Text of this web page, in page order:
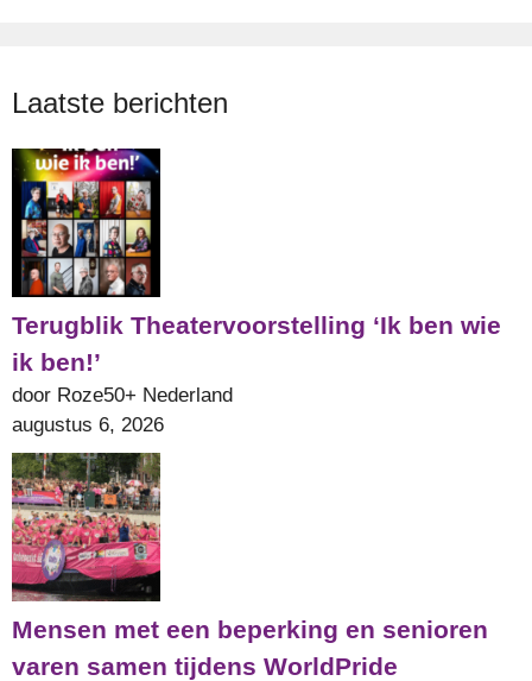
Laatste berichten
Terugblik Theatervoorstelling ‘Ik ben wie
ik ben!’
door Roze50+ Nederland
augustus 6, 2026
Mensen met een beperking en senioren
varen samen tijdens WorldPride